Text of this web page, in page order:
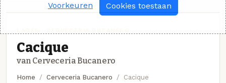
Cacique
van Cerveceria Bucanero
Home Cerveceria Bucanero Cacique
Voorkeuren Cookies toestaan